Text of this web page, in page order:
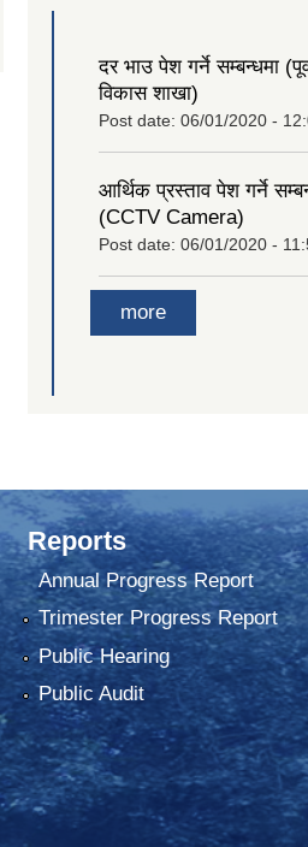
दर भाउ पेश गर्ने सम्बन्धमा
विकास शाखा)
Post date: 06/01/2020 -
आर्थिक प्रस्ताव पेश गर्ने
(CCTV Camera)
Post date: 06/01/2020 -
more
Reports
Annual Progress Report
Trimester Progress Report
Public Hearing
Public Audit